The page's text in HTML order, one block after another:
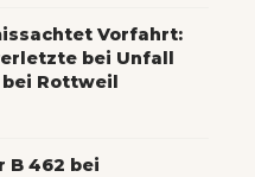
Vorfahrt:
bei Unfall
Rottweil
B 462 bei